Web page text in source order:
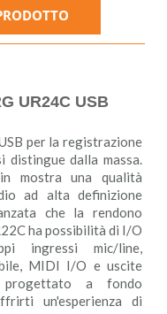
UR24C USB
per la registrazione
distingue dalla massa.
mostra una qualità
ad alta definizione
che la rendono
ha possibilità di I/O
ingressi mic/line,
MIDI I/O e uscite
progettato a fondo
un'esperienza di